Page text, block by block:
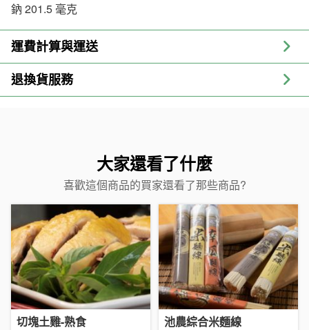
鈉 201.5 毫克
運費計算與運送
退換貨服務
大家還看了什麼
喜歡這個商品的買家還看了那些商品?
切塊土雞-熟食 池農綜合米麵線